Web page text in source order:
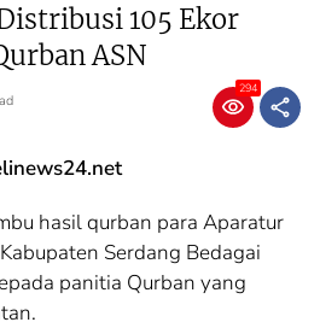
105 Ekor
ASN
294
hasil qurban para Aparatur
Serdang Bedagai
panitia Qurban yang